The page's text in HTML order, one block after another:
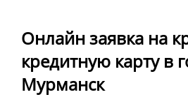
Онлайн заявка на
кредитную карту в
Мурманск